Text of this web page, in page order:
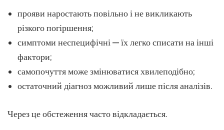
прояви наростають повільно і не викликають
різкого погіршення;
симптоми неспецифічні — їх легко списати на інші
фактори;
самопочуття може змінюватися хвилеподібно;
остаточний діагноз можливий лише після аналізів.
Через це обстеження часто відкладається.